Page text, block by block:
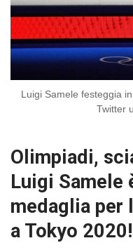
Luigi Samele festeggia
Twitter
Olimpiadi,
Luigi Samele
medaglia per
a Tokyo 2020!